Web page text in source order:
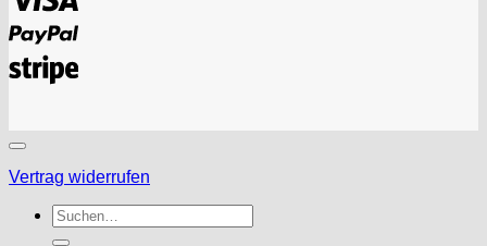
PayPal
Stripe
Vertrag widerrufen
Suchen
nach: